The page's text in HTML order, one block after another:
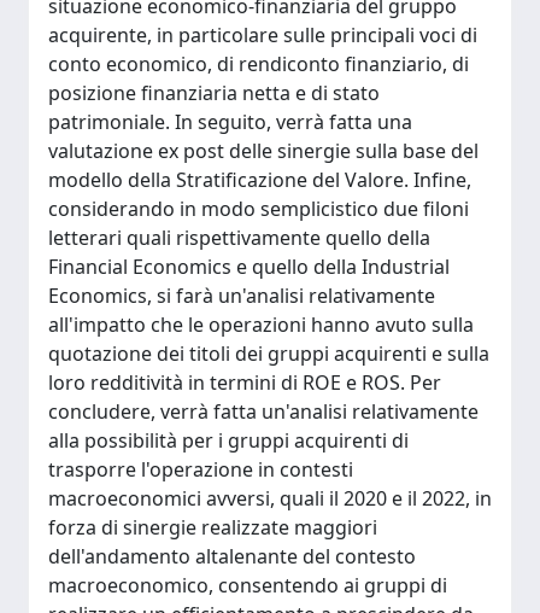
situazione economico-finanziaria del gruppo
acquirente, in particolare sulle principali voci di
conto economico, di rendiconto finanziario, di
posizione finanziaria netta e di stato
patrimoniale. In seguito, verrà fatta una
valutazione ex post delle sinergie sulla base del
modello della Stratificazione del Valore. Infine,
considerando in modo semplicistico due filoni
letterari quali rispettivamente quello della
Financial Economics e quello della Industrial
Economics, si farà un'analisi relativamente
all'impatto che le operazioni hanno avuto sulla
quotazione dei titoli dei gruppi acquirenti e sulla
loro redditività in termini di ROE e ROS. Per
concludere, verrà fatta un'analisi relativamente
alla possibilità per i gruppi acquirenti di
trasporre l'operazione in contesti
macroeconomici avversi, quali il 2020 e il 2022, in
forza di sinergie realizzate maggiori
dell'andamento altalenante del contesto
macroeconomico, consentendo ai gruppi di